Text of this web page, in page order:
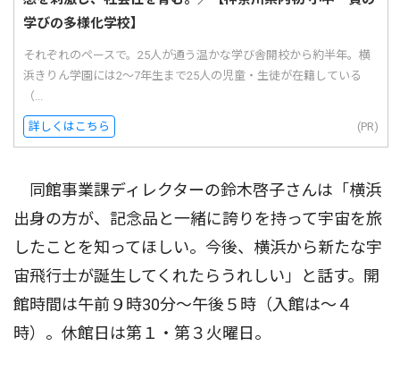
学びの多様化学校】
それぞれのペースで。25人が通う温かな学び舎開校から約半年。横
浜きりん学園には2〜7年生まで25人の児童・生徒が在籍している
（...
詳しくはこちら (PR)
同館事業課ディレクターの鈴木啓子さんは「横浜
出身の方が、記念品と一緒に誇りを持って宇宙を旅
したことを知ってほしい。今後、横浜から新たな宇
宙飛行士が誕生してくれたらうれしい」と話す。開
館時間は午前９時30分〜午後５時（入館は〜４
時）。休館日は第１・第３火曜日。